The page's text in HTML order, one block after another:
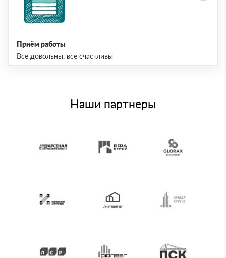
Приём работы
Все довольны, все счастливы
Наши партнеры